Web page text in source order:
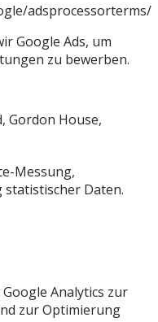
adsprocessorterms/
Google Ads, um
zu bewerben.
Gordon House,
Messung,
Daten.
Analytics zur
zur Optimierung